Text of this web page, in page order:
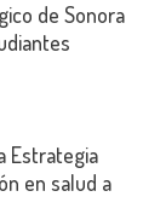
de Sonora
Estrategia
en salud a